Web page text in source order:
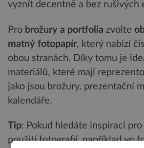
vyznít decentně a bez rušivých
Pro brožury a portfolia zvolte
matný fotopapír, který nabízí
obou stranách. Díky tomu je
materiálů, které mají
jako jsou brožury, prezentační
kalendáře.
Tip: Pokud hledáte inspiraci
použití fotografií, například ve